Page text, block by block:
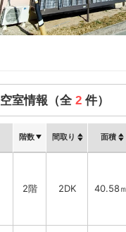
空室情報（全 2 件）
階数 間取り 面積
2階 2DK 40.58